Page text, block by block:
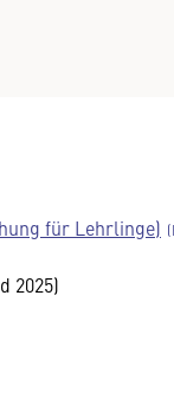
für Lehrlinge)
2025)